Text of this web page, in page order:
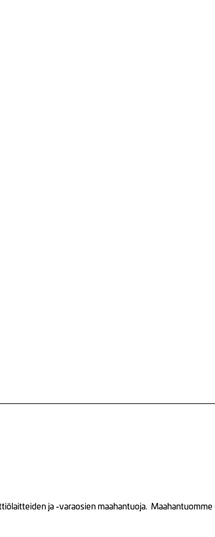
ja -varaosien maahantuoja.